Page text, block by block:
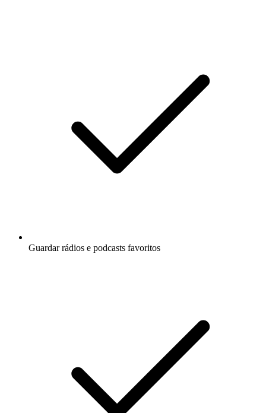
Guardar rádios e podcasts favoritos